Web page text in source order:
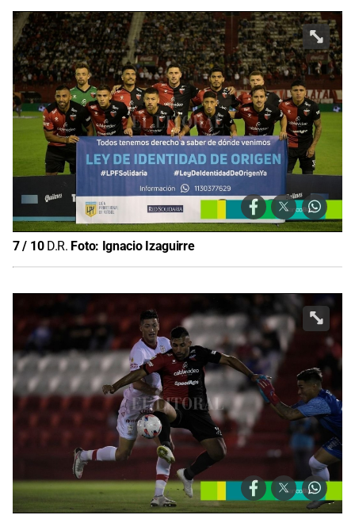
7/ 10 D.R. Foto: Ignacio Izaguirre